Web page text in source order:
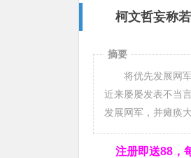
柯文哲妄称
摘要
将优先发展网军
近来屡屡发表不当
发展网军，并瘫痪
注册即送88，